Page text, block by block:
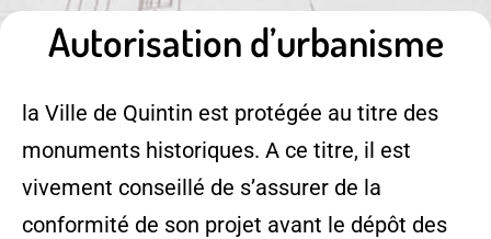
Autorisation d’urbanisme
la Ville de Quintin est protégée au titre des
monuments historiques. A ce titre, il est
vivement conseillé de s’assurer de la
conformité de son projet avant le dépôt des